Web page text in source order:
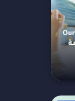
مشاهدة مسلسل عالمنا Our